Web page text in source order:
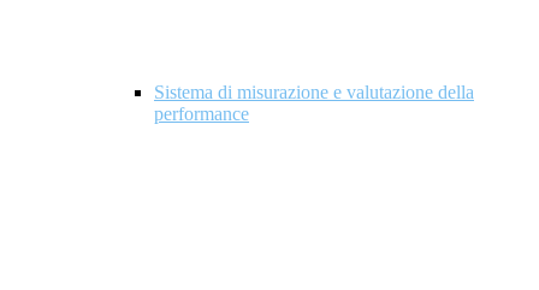
Sistema di misurazione e valutazione della
performance